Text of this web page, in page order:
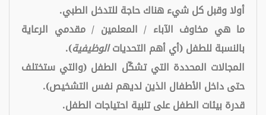
أولا وقبل كل شيء هناك حاجة للتدخل الطبي.
ما هي مخاوف الآباء / المعلمين / مقدمي الرعاية
بالنسبة للطفل (أي أهم التحدياتالوظيفية).
المجالات المحددة التي تشكّل الطفل (والتي ستختلف
حتى داخل الأطفال الذين لديهم نفس التشخيص).
قدرة بيئات الطفل على تلبية احتياجات الطفل.